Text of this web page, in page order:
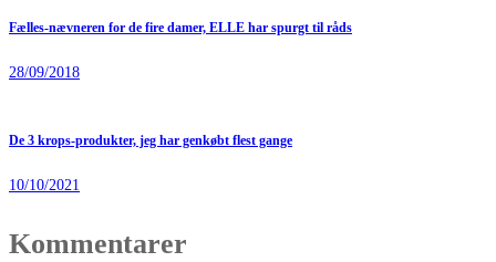
Fælles-nævneren for de fire damer, ELLE har spurgt til råds
28/09/2018
De 3 krops-produkter, jeg har genkøbt flest gange
10/10/2021
Kommentarer